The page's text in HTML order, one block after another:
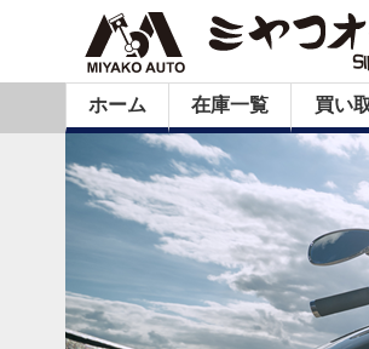
ホーム 在庫一覧 買い